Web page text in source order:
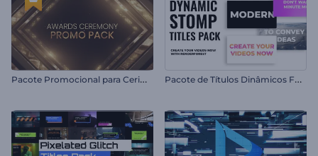
P
acote Promocional para Cerimônia de Premiação P
acote de Títulos Dinâmicos Fortes